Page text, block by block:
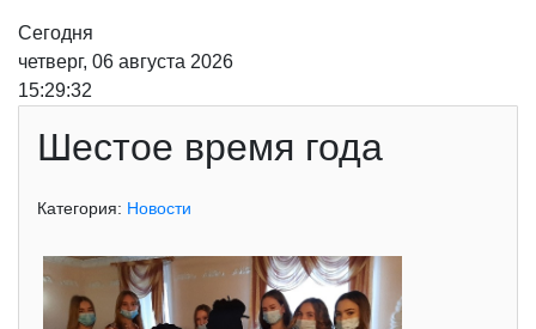
Сегодня
четверг, 06 августа 2026
15:29:33
Шестое время года
Категория: Новости